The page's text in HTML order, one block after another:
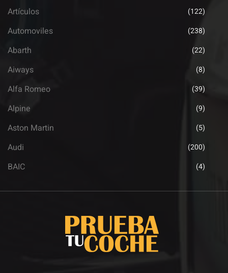
Artículos (122)
Automoviles (238)
Abarth (22)
Aiways (8)
Alfa Romeo (39)
Alpine (9)
Aston Martin (5)
Audi (200)
BAIC (4)